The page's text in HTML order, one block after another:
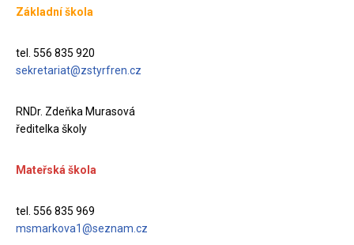
Základní škola
tel. 556 835 920
sekretariat@zstyrfren.cz
RNDr. Zdeňka Murasová
ředitelka školy
Mateřská škola
tel. 556 835 969
msmarkova1@seznam.cz